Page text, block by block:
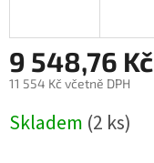
9 548,76 Kč
11 554 Kč včetně DPH
cena:
Skladem (2 ks)